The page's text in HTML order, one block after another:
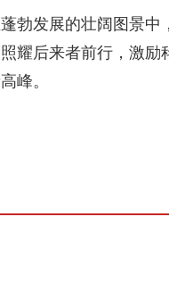
勃发展的壮阔图景中
耀后来者前行，激励
峰。